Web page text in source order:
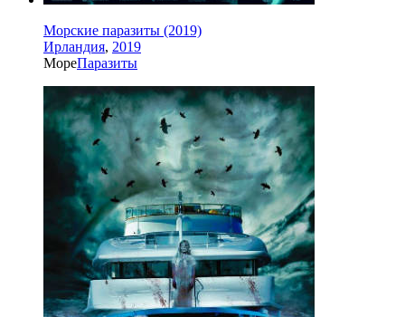
Морские паразиты (2019)
Ирландия, 2019
МореПаразиты